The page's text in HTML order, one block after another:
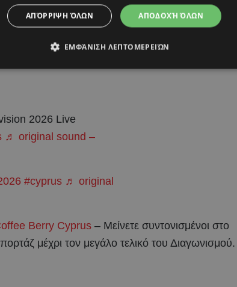
Norway.
2026 Live
♬ original sound –
#cyprus ♬ original
Berry Cyprus – Μείνετε συντονισμένοι στο
μέχρι τον μεγάλο τελικό του Διαγωνισμού.
ΑΠΟΔΟΧΉ ΌΛΩΝ
ΑΠΌΡΡΙΨΗ ΌΛΩΝ
ΕΜΦΆΝΙΣΗ ΛΕΠΤΟΜΕΡΕΙΏΝ